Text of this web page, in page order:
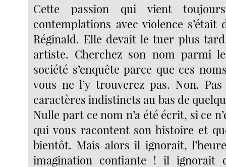
Cette passion qui vient
contemplations avec violence s’était
Réginald. Elle devait le tuer plus
artiste. Cherchez son nom parmi
société s’enquête parce que ces
vous ne l’y trouverez pas. Non.
caractères indistincts au bas de
Nulle part ce nom n’a été écrit, si ce
qui vous racontent son histoire et
bientôt. Mais alors il ignorait,
imagination confiante ! il ignorait